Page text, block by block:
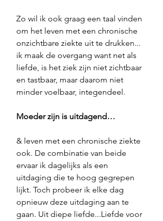
Zo wil ik ook graag een taal vinden
om het leven met een chronische
onzichtbare ziekte uit te drukken...
ik maak de overgang want net als
liefde, is het ziek zijn niet zichtbaar
en tastbaar, maar daarom niet
minder voelbaar, integendeel.
Moeder zijn is uitdagend…
& leven met een chronische ziekte
ook. De combinatie van beide
ervaar ik dagelijks als een
uitdaging die te hoog gegrepen
lijkt. Toch probeer ik elke dag
opnieuw deze uitdaging aan te
gaan. Uit diepe liefde...Liefde voor